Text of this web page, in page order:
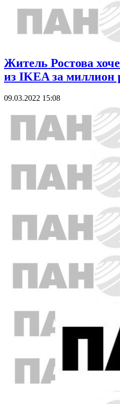
Житель Ростова
из IKEA за миллион
09.03.2022 15:08